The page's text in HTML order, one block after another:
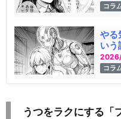
コラ
やる
いう
コラ
うつをラクにする「